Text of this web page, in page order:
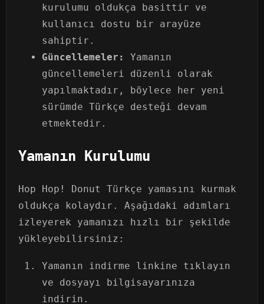
kurulumu oldukça basittir ve
kullanıcı dostu bir arayüze
sahiptir.
Güncellemeler:
Yamanın
güncellemeleri düzenli olarak
yapılmaktadır, böylece her yeni
sürümde Türkçe desteği devam
etmektedir.
Yamanın Kurulumu
Hop Hop! Donut Türkçe yamasını kurmak
oldukça kolaydır. Aşağıdaki adımları
izleyerek yamanızı hızlı bir şekilde
yükleyebilirsiniz:
Yamanın indirme linkine tıklayın
ve dosyayı bilgisayarınıza
indirin.